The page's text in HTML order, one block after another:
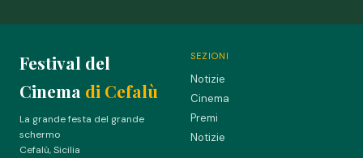
Festival del
Cinema di Cefalù
La grande festa del grande
schermo
Cefalù, Sicilia
SEZIONI
Notizie
Cinema
Premi
Notizie